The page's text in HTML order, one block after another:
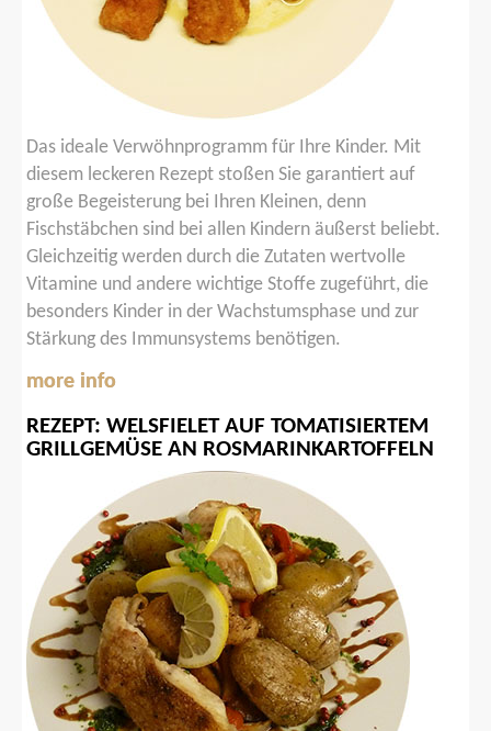
Das ideale Verwöhnprogramm für Ihre Kinder. Mit
diesem leckeren Rezept stoßen Sie garantiert auf
große Begeisterung bei Ihren Kleinen, denn
Fischstäbchen sind bei allen Kindern äußerst beliebt.
Gleichzeitig werden durch die Zutaten wertvolle
Vitamine und andere wichtige Stoffe zugeführt, die
besonders Kinder in der Wachstumsphase und zur
Stärkung des Immunsystems benötigen.
more info
REZEPT: WELSFIELET AUF TOMATISIERTEM
GRILLGEMÜSE AN ROSMARINKARTOFFELN